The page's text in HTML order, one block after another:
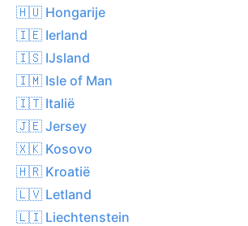
🇭🇺 Hongarije
🇮🇪 Ierland
🇮🇸 IJsland
🇮🇲 Isle of Man
🇮🇹 Italië
🇯🇪 Jersey
🇽🇰 Kosovo
🇭🇷 Kroatië
🇱🇻 Letland
🇱🇮 Liechtenstein